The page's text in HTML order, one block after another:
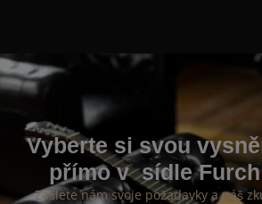
Vyberte si svou
přímo v sídle
Zašlete nám svoje požadavky a náš